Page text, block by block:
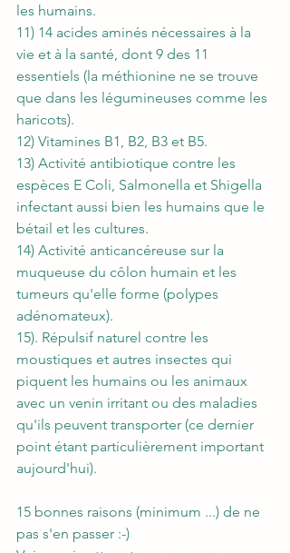
les humains.
11) 14 acides aminés nécessaires à la
vie et à la santé, dont 9 des 11
essentiels (la méthionine ne se trouve
que dans les légumineuses comme les
haricots).
12) Vitamines B1, B2, B3 et B5.
13) Activité antibiotique contre les
espèces E Coli, Salmonella et Shigella
infectant aussi bien les humains que le
bétail et les cultures.
14) Activité anticancéreuse sur la
muqueuse du côlon humain et les
tumeurs qu'elle forme (polypes
adénomateux).
15). Répulsif naturel contre les
moustiques et autres insectes qui
piquent les humains ou les animaux
avec un venin irritant ou des maladies
qu'ils peuvent transporter (ce dernier
point étant particulièrement important
aujourd'hui).
15 bonnes raisons (minimum ...) de ne
pas s'en passer :-)